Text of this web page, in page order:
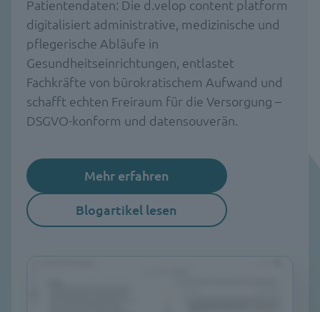
Patientendaten: Die d.velop content platform
digitalisiert administrative, medizinische und
pflegerische Abläufe in
Gesundheitseinrichtungen, entlastet
Fachkräfte von bürokratischem Aufwand und
schafft echten Freiraum für die Versorgung –
DSGVO-konform und datensouverän.
Mehr erfahren
Blogartikel lesen